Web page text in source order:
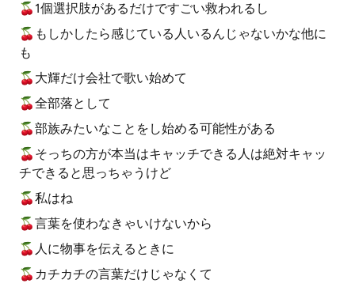
🍒1個選択肢があるだけですごい救われるし
🍒もしかしたら感じている人いるんじゃないかな他に
も
🍒大輝だけ会社で歌い始めて
🍒全部落として
🍒部族みたいなことをし始める可能性がある
🍒そっちの方が本当はキャッチできる人は絶対キャッ
チできると思っちゃうけど
🍒私はね
🍒言葉を使わなきゃいけないから
🍒人に物事を伝えるときに
🍒カチカチの言葉だけじゃなくて